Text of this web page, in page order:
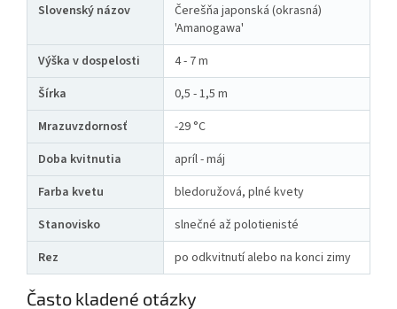
Slovenský názov
Čerešňa japonská (okrasná)
'Amanogawa'
Výška v dospelosti
4 - 7 m
Šírka
0,5 - 1,5 m
Mrazuvzdornosť
-29 °C
Doba kvitnutia
apríl - máj
Farba kvetu
bledoružová, plné kvety
Stanovisko
slnečné až polotienisté
Rez
po odkvitnutí alebo na konci zimy
Často kladené otázky